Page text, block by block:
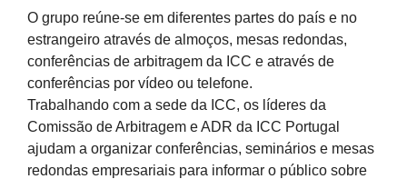
O grupo reúne-se em diferentes partes do país e no
estrangeiro através de almoços, mesas redondas,
conferências de arbitragem da ICC e através de
conferências por vídeo ou telefone.
Trabalhando com a sede da ICC, os líderes da
Comissão de Arbitragem e ADR da ICC Portugal
ajudam a organizar conferências, seminários e mesas
redondas empresariais para informar o público sobre